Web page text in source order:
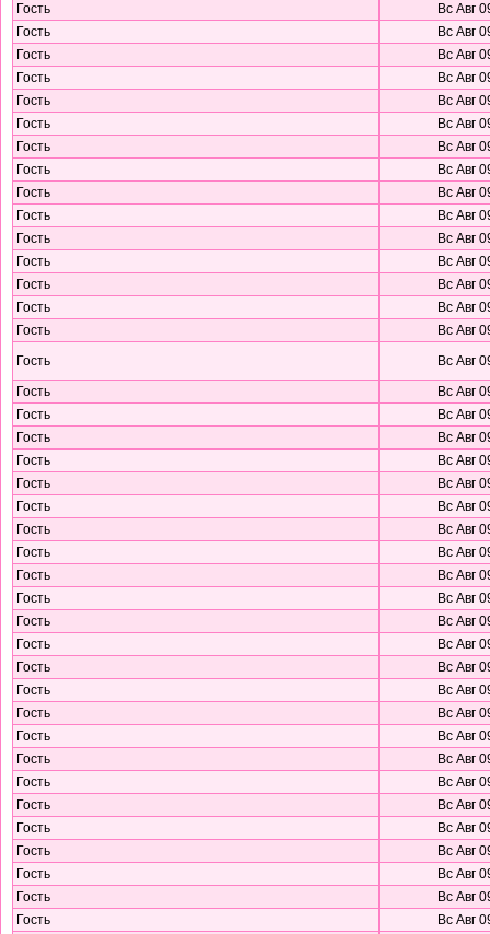
Гость
Вс Авг
Гость
Вс Авг
Гость
Вс Авг
Гость
Вс Авг
Гость
Вс Авг
Гость
Вс Авг
Гость
Вс Авг
Гость
Вс Авг
Гость
Вс Авг
Гость
Вс Авг
Гость
Вс Авг
Гость
Вс Авг
Гость
Вс Авг
Гость
Вс Авг
Гость
Вс Авг
Гость
Вс Авг
Гость
Вс Авг
Гость
Вс Авг
Гость
Вс Авг
Гость
Вс Авг
Гость
Вс Авг
Гость
Вс Авг
Гость
Вс Авг
Гость
Вс Авг
Гость
Вс Авг
Гость
Вс Авг
Гость
Вс Авг
Гость
Вс Авг
Гость
Вс Авг
Гость
Вс Авг
Гость
Вс Авг
Гость
Вс Авг
Гость
Вс Авг
Гость
Вс Авг
Гость
Вс Авг
Гость
Вс Авг
Гость
Вс Авг
Гость
Вс Авг
Гость
Вс Авг
Гость
Вс Авг